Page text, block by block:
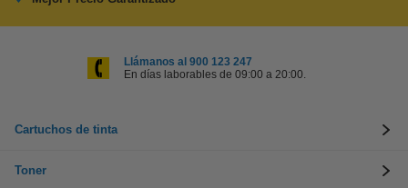
Llámanos al 900 123 247
En días laborables de 09:00 a 20:00.
Cartuchos de tinta
Toner